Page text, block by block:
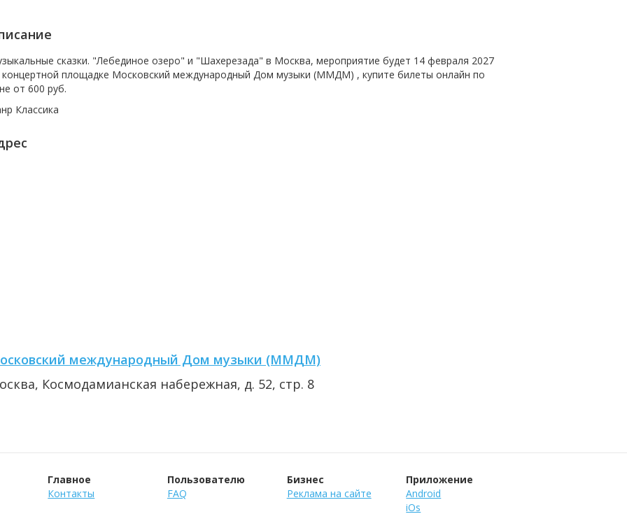
сказки. "Лебединое озеро" и "Шахерезада" в Москва, мероприятие будет 14 февраля 2027
концертной площадке Московский международный Дом музыки (ММДМ) , купите билеты онлайн по
от 600 руб.
Классика
международный Дом музыки (ММДМ)
Космодамианская набережная, д. 52, стр. 8
Главное
Контакты
Пользователю
FAQ
Бизнес
Реклама на сайте
Приложение
Android
iOs